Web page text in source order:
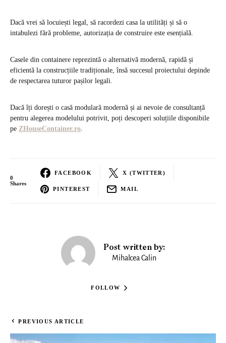
Dacă vrei să locuiești legal, să racordezi casa la utilități și să o
intabulezi fără probleme, autorizația de construire este esențială.
Casele din containere reprezintă o alternativă modernă, rapidă și
eficientă la construcțiile tradiționale, însă succesul proiectului depinde
de respectarea tuturor pașilor legali.
Dacă îți dorești o casă modulară modernă și ai nevoie de consultanță
pentru alegerea modelului potrivit, poți descoperi soluțiile disponibile
pe ZHouseContainer.ro.
0
Shares
FACEBOOK X (TWITTER)
PINTEREST MAIL
Post written by:
Mihalcea Calin
FOLLOW
PREVIOUS ARTICLE